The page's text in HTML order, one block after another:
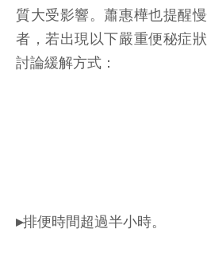
質大受影響。蕭惠樺也提醒
者，若出現以下嚴重便秘症
討論緩解方式：
▸排便時間超過半小時。